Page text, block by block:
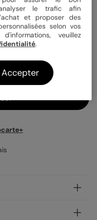
grands-mères Rayures
le trafic afin
et proposer des
selon vos
veuillez
.
Accepter